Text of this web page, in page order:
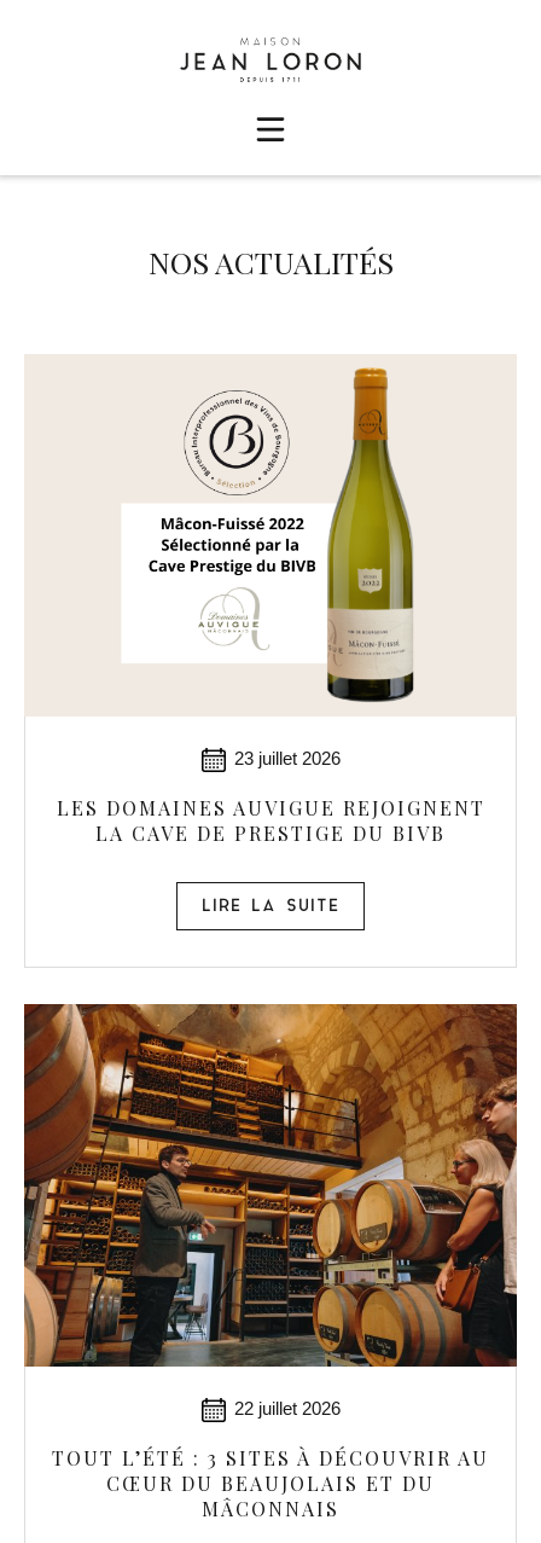
NOS ACTUALITÉS
23 juillet 2026
LES DOMAINES AUVIGUE REJOIGNENT
LA CAVE DE PRESTIGE DU BIVB
LIRE LA SUITE
22 juillet 2026
TOUT L’ÉTÉ : 3 SITES À DÉCOUVRIR AU
CŒUR DU BEAUJOLAIS ET DU
MÂCONNAIS